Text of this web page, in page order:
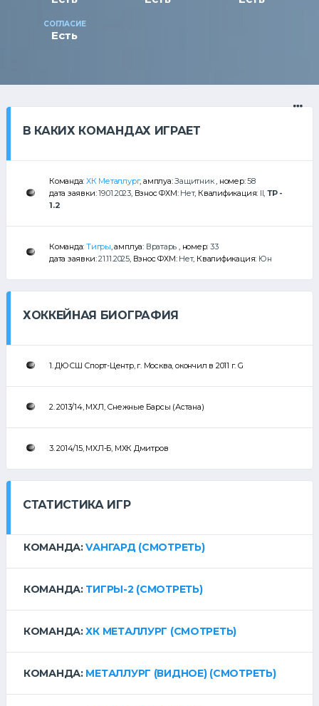
СОГЛАСИЕ
Есть
В КАКИХ КОМАНДАХ ИГРАЕТ
Команда:ХК Металлург, амплуа:Защитник, номер:58
дата заявки:19.01.2023, Взнос ФХМ: Нет, Квалификация: II,ТР -
1.2
Команда:Тигры, амплуа: Вратарь , номер:33
дата заявки:21.11.2025, Взнос ФХМ: Нет, Квалификация: Юн
ХОККЕЙНАЯ БИОГРАФИЯ
1. ДЮСШ Спорт-Центр, г. Москва, окончил в 2011 г. G
2. 2013/14, МХЛ, Снежные Барсы (Астана)
3. 2014/15, МХЛ-Б, МХК Дмитров
СТАТИСТИКА ИГР
КОМАНДА:VАНГАРД (СМОТРЕТЬ)
КОМАНДА: ТИГРЫ-2 (СМОТРЕТЬ)
КОМАНДА:ХК МЕТАЛЛУРГ (СМОТРЕТЬ)
КОМАНДА: МЕТАЛЛУРГ (ВИДНОЕ) (СМОТРЕТЬ)